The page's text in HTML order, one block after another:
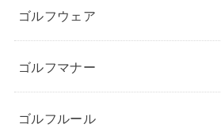
ゴルフウェア
ゴルフマナー
ゴルフルール